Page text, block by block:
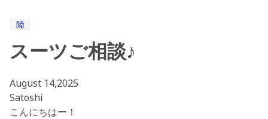
陸
スーツご相談♪
August 14,2025
Satoshi
こんにちはー！